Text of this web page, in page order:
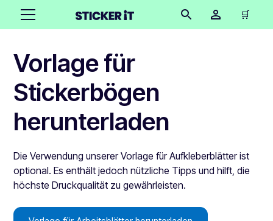
🛒
Vorlage für
Stickerbögen
herunterladen
Die Verwendung unserer Vorlage für Aufkleberblätter ist
optional. Es enthält jedoch nützliche Tipps und hilft, die
höchste Druckqualität zu gewährleisten.